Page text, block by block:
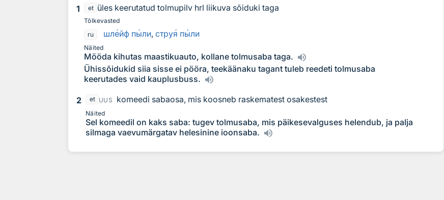
1 et üles keerutatud tolmupilv hrl liikuva sõiduki taga
Tõlkevasted
ru
шлейф пыли, струя пыли
Näited
Mööda kihutas maastikuauto, kollane tolmusaba taga.
Ühissõidukid siia sisse ei pööra, teekäänaku tagant tuleb reedeti tolmusaba
keerutades vaid kauplusbuss.
2 et UUS komeedi sabaosa, mis koosneb raskematest osakestest
Näited
Sel komeedil on kaks saba: tugev tolmusaba, mis päikesevalguses helendub, ja palja
silmaga vaevumärgatav helesinine ioonsaba.